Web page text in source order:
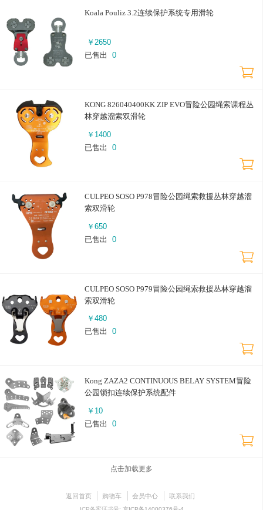
Koala Pouliz 3.2连续保护系统专用滑轮
￥ 2650
已售出
0
KONG 826040400KK ZIP EVO冒险公园绳索课程丛
林穿越溜索双滑轮
￥ 1400
已售出
0
CULPEO SOSO P978冒险公园绳索救援丛林穿越溜
索双滑轮
￥ 650
已售出
0
CULPEO SOSO P979冒险公园绳索救援丛林穿越溜
索双滑轮
￥ 480
已售出
0
Kong ZAZA2 CONTINUOUS BELAY SYSTEM冒险
公园锁扣连续保护系统配件
￥ 10
已售出
0
点击加载更多
返回首页 购物车 会员中心 联系我们